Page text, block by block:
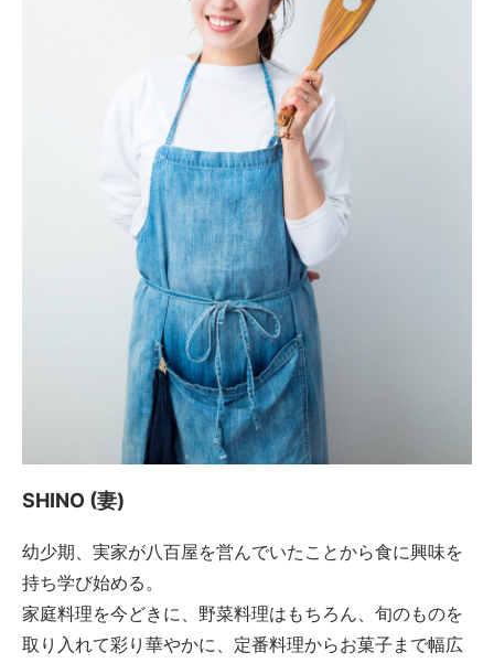
SHINO (妻)
幼少期、実家が八百屋を営んでいたことから食に興味を
持ち学び始める。
家庭料理を今どきに、野菜料理はもちろん、旬のものを
取り入れて彩り華やかに、定番料理からお菓子まで幅広